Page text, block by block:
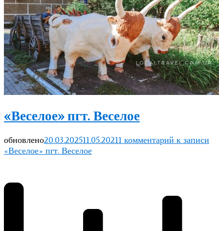
«Веселое» пгт. Веселое
обновлено20.03.202511.05.20211 комментарий к записи
«Веселое» пгт. Веселое